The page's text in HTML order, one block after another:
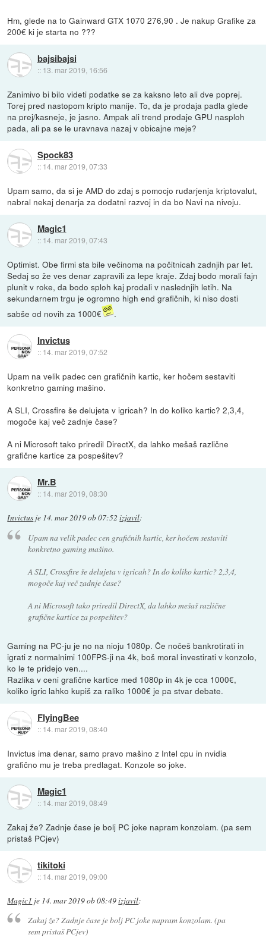
Hm, glede na to Gainward GTX 1070 276,90 . Je nakup Grafike za
200€ ki je starta no ???
bajsibajsi
:: 13. mar 2019, 16:56
Zanimivo bi bilo videti podatke se za kaksno leto ali dve poprej.
Torej pred nastopom kripto manije. To, da je prodaja padla glede
na prej/kasneje, je jasno. Ampak ali trend prodaje GPU nasploh
pada, ali pa se le uravnava nazaj v obicajne meje?
Spock83
:: 14. mar 2019, 07:33
Upam samo, da si je AMD do zdaj s pomocjo rudarjenja kriptovalut,
nabral nekaj denarja za dodatni razvoj in da bo Navi na nivoju.
Magic1
:: 14. mar 2019, 07:43
Optimist. Obe firmi sta bile večinoma na počitnicah zadnjih par let.
Sedaj so že ves denar zapravili za lepe kraje. Zdaj bodo morali fajn
plunit v roke, da bodo sploh kaj prodali v naslednjih letih. Na
sekundarnem trgu je ogromno high end grafičnih, ki niso dosti
sabše od novih za 1000€
.
Invictus
:: 14. mar 2019, 07:52
Upam na velik padec cen grafičnih kartic, ker hočem sestaviti
konkretno gaming mašino.
A SLI, Crossfire še delujeta v igricah? In do koliko kartic? 2,3,4,
mogoče kaj več zadnje čase?
A ni Microsoft tako priredil DirectX, da lahko mešaš različne
grafične kartice za pospešitev?
Mr.B
:: 14. mar 2019, 08:30
Invictus je 14. mar 2019 ob 07:52 izjavil:
Upam na velik padec cen grafičnih kartic, ker hočem sestaviti
konkretno gaming mašino.
A SLI, Crossfire še delujeta v igricah? In do koliko kartic? 2,3,4,
mogoče kaj več zadnje čase?
A ni Microsoft tako priredil DirectX, da lahko mešaš različne
grafične kartice za pospešitev?
Gaming na PC-ju je no na nioju 1080p. Če nočeš bankrotirati in
igrati z normalnimi 100FPS-ji na 4k, boš moral investirati v konzolo,
ko le te pridejo ven....
Razlika v ceni grafične kartice med 1080p in 4k je cca 1000€,
koliko igric lahko kupiš za raliko 1000€ je pa stvar debate.
FlyingBee
:: 14. mar 2019, 08:40
Invictus ima denar, samo pravo mašino z Intel cpu in nvidia
grafično mu je treba predlagat. Konzole so joke.
Magic1
:: 14. mar 2019, 08:49
Zakaj že? Zadnje čase je bolj PC joke napram konzolam. (pa sem
pristaš PCjev)
tikitoki
:: 14. mar 2019, 09:00
Magic1 je 14. mar 2019 ob 08:49izjavil:
Zakaj že? Zadnje čase je bolj PC joke napram konzolam. (pa
sem pristaš PCjev)